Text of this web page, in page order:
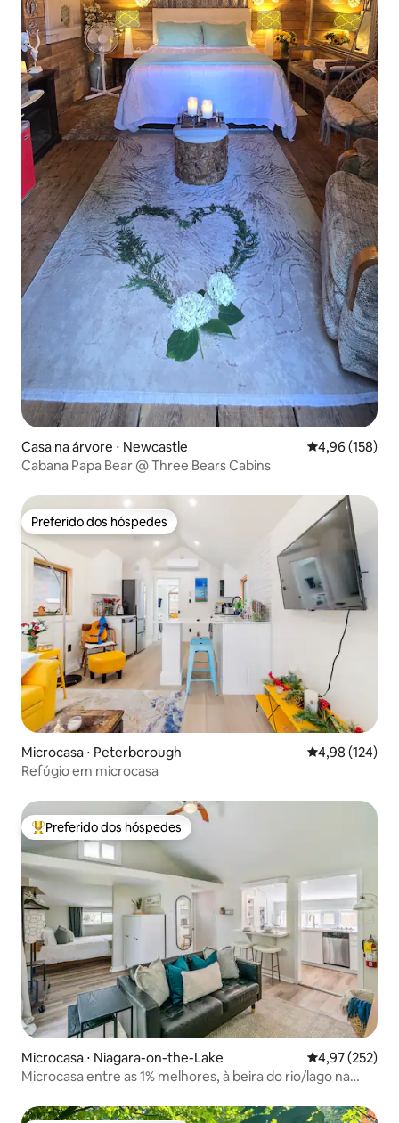
Casa na árvore ⋅ Newcastle 4,96 de uma
4,96 (158)
Cabana Papa Bear @ Three Bears Cabins
Preferido dos hóspedes
Preferido dos hóspedes
Microcasa ⋅ Peterborough 4,98 de uma
4,98 (124)
Refúgio em microcasa
Entre os melhores preferidos dos hóspedes
Preferido dos hóspedes
Microcasa ⋅ Niagara-on-the-Lake 4,97 de uma
4,97 (252)
Microcasa entre as 1% melhores, à beira do rio/lago na